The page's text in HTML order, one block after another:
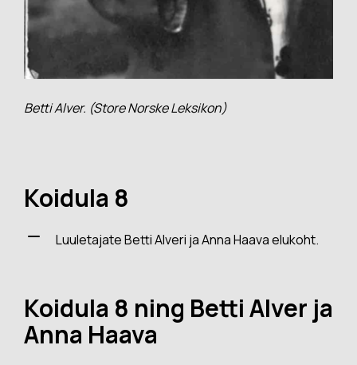
Betti Alver. (Store Norske Leksikon)
Koidula 8
Luuletajate Betti Alveri ja Anna Haava elukoht.
Koidula 8 ning Betti Alver ja
Anna Haava